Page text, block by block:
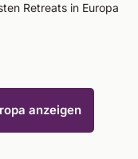
Retreats in Europa
anzeigen